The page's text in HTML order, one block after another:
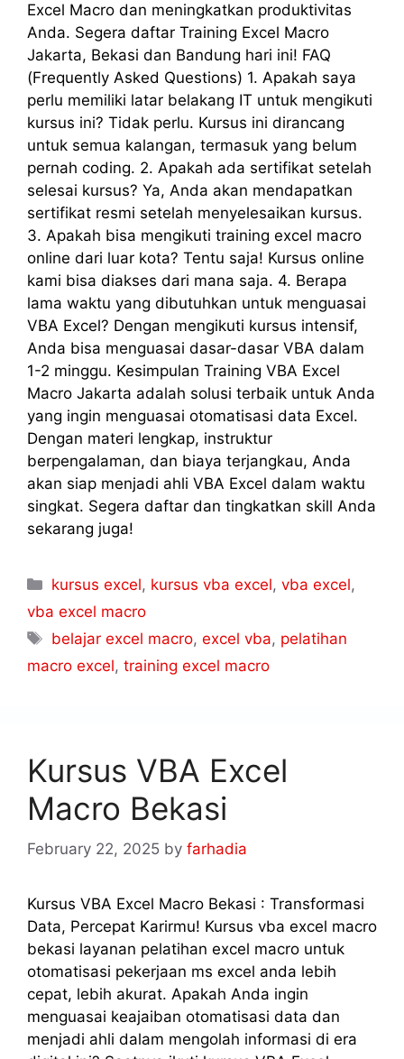
Excel Macro dan meningkatkan produktivitas
Anda. Segera daftar Training Excel Macro
Jakarta, Bekasi dan Bandung hari ini! FAQ
(Frequently Asked Questions) 1. Apakah saya
perlu memiliki latar belakang IT untuk mengikuti
kursus ini? Tidak perlu. Kursus ini dirancang
untuk semua kalangan, termasuk yang belum
pernah coding. 2. Apakah ada sertifikat setelah
selesai kursus? Ya, Anda akan mendapatkan
sertifikat resmi setelah menyelesaikan kursus.
3. Apakah bisa mengikuti training excel macro
online dari luar kota? Tentu saja! Kursus online
kami bisa diakses dari mana saja. 4. Berapa
lama waktu yang dibutuhkan untuk menguasai
VBA Excel? Dengan mengikuti kursus intensif,
Anda bisa menguasai dasar-dasar VBA dalam
1-2 minggu. Kesimpulan Training VBA Excel
Macro Jakarta adalah solusi terbaik untuk Anda
yang ingin menguasai otomatisasi data Excel.
Dengan materi lengkap, instruktur
berpengalaman, dan biaya terjangkau, Anda
akan siap menjadi ahli VBA Excel dalam waktu
singkat. Segera daftar dan tingkatkan skill Anda
sekarang juga!
kursus excel, kursus vba excel,vba excel,
vba excel macro
belajar excel macro,excel vba, pelatihan
macro excel, training excel macro
Kursus VBA Excel
Macro Bekasi
February 22, 2025 by farhadia
Kursus VBA Excel Macro Bekasi : Transformasi
Data, Percepat Karirmu! Kursus vba excel macro
bekasi layanan pelatihan excel macro untuk
otomatisasi pekerjaan ms excel anda lebih
cepat, lebih akurat. Apakah Anda ingin
menguasai keajaiban otomatisasi data dan
menjadi ahli dalam mengolah informasi di era